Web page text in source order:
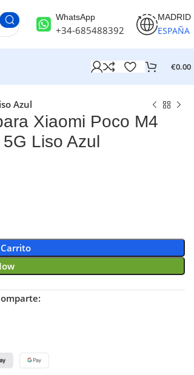
WhatsApp
+34-685488392
MADRID
ESPAÑA
€0.00
Azul
Xiaomi Poco M4
Liso Azul